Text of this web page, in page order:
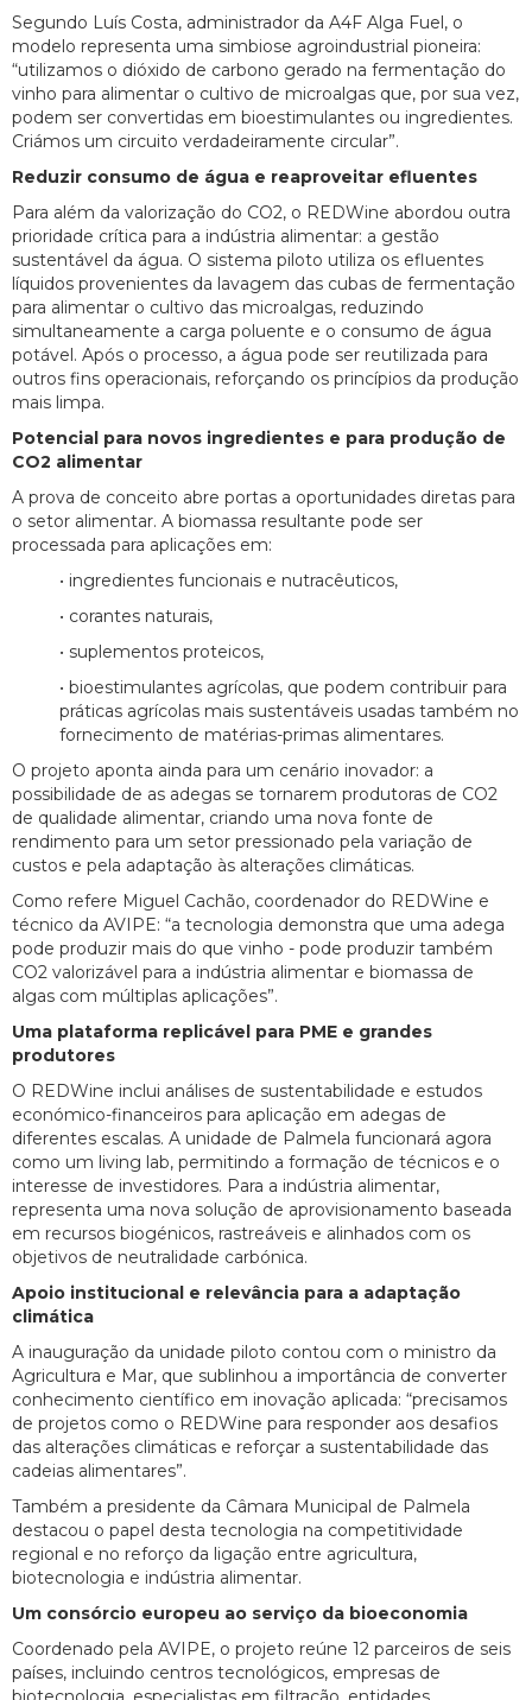
Segundo Luís Costa, administrador da A4F Alga Fuel, o
modelo representa uma simbiose agroindustrial pioneira:
“utilizamos o dióxido de carbono gerado na fermentação do
vinho para alimentar o cultivo de microalgas que, por sua vez,
podem ser convertidas em bioestimulantes ou ingredientes.
Criámos um circuito verdadeiramente circular”.
Reduzir consumo de água e reaproveitar efluentes
Para além da valorização do CO2, o REDWine abordou outra
prioridade crítica para a indústria alimentar: a gestão
sustentável da água. O sistema piloto utiliza os efluentes
líquidos provenientes da lavagem das cubas de fermentação
para alimentar o cultivo das microalgas, reduzindo
simultaneamente a carga poluente e o consumo de água
potável. Após o processo, a água pode ser reutilizada para
outros fins operacionais, reforçando os princípios da produção
mais limpa.
Potencial para novos ingredientes e para produção de
CO2 alimentar
A prova de conceito abre portas a oportunidades diretas para
o setor alimentar. A biomassa resultante pode ser
processada para aplicações em:
• ingredientes funcionais e nutracêuticos,
• corantes naturais,
• suplementos proteicos,
• bioestimulantes agrícolas, que podem contribuir para
práticas agrícolas mais sustentáveis usadas também no
fornecimento de matérias-primas alimentares.
O projeto aponta ainda para um cenário inovador: a
possibilidade de as adegas se tornarem produtoras de CO2
de qualidade alimentar, criando uma nova fonte de
rendimento para um setor pressionado pela variação de
custos e pela adaptação às alterações climáticas.
Como refere Miguel Cachão, coordenador do REDWine e
técnico da AVIPE: “a tecnologia demonstra que uma adega
pode produzir mais do que vinho - pode produzir também
CO2 valorizável para a indústria alimentar e biomassa de
algas com múltiplas aplicações”.
Uma plataforma replicável para PME e grandes
produtores
O REDWine inclui análises de sustentabilidade e estudos
económico-financeiros para aplicação em adegas de
diferentes escalas. A unidade de Palmela funcionará agora
como um living lab, permitindo a formação de técnicos e o
interesse de investidores. Para a indústria alimentar,
representa uma nova solução de aprovisionamento baseada
em recursos biogénicos, rastreáveis e alinhados com os
objetivos de neutralidade carbónica.
Apoio institucional e relevância para a adaptação
climática
A inauguração da unidade piloto contou com o ministro da
Agricultura e Mar, que sublinhou a importância de converter
conhecimento científico em inovação aplicada: “precisamos
de projetos como o REDWine para responder aos desafios
das alterações climáticas e reforçar a sustentabilidade das
cadeias alimentares”.
Também a presidente da Câmara Municipal de Palmela
destacou o papel desta tecnologia na competitividade
regional e no reforço da ligação entre agricultura,
biotecnologia e indústria alimentar.
Um consórcio europeu ao serviço da bioeconomia
Coordenado pela AVIPE, o projeto reúne 12 parceiros de seis
países, incluindo centros tecnológicos, empresas de